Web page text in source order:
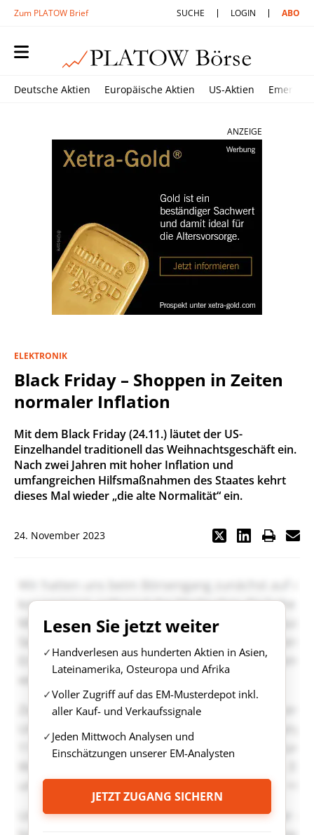
Zum PLATOW Brief SUCHE LOGIN ABO
Deutsche Aktien Europäische Aktien US-Aktien
ANZEIGE
ELEKTRONIK
Black Friday – Shoppen in Zeiten
normaler Inflation
Mit dem Black Friday (24.11.) läutet der US-
Einzelhandel traditionell das Weihnachtsgeschäft ein.
Nach zwei Jahren mit hoher Inflation und
umfangreichen Hilfsmaßnahmen des Staates kehrt
dieses Mal wieder „die alte Normalität“ ein.
24. November 2023
Lesen Sie jetzt weiter
Handverlesen aus hunderten Aktien in Asien,
Lateinamerika, Osteuropa und Afrika
Voller Zugriff auf das EM-Musterdepot inkl.
aller Kauf- und Verkaufssignale
Jeden Mittwoch Analysen und
Einschätzungen unserer EM-Analysten
JETZT ZUGANG SICHERN